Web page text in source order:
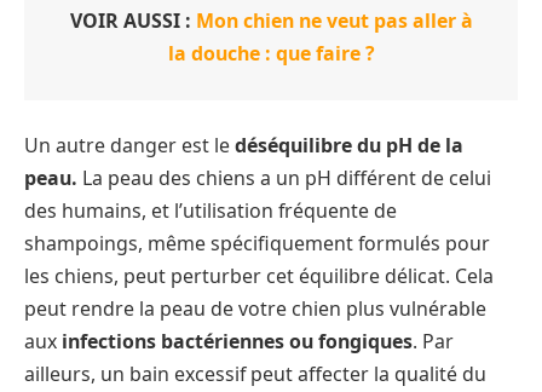
VOIR AUSSI : Mon chien ne veut pas aller à
la douche : que faire ?
Un autre danger est ledéséquilibre du pH de la
peau. La peau des chiens a un pH différent de celui
des humains, et l’utilisation fréquente de
shampoings, même spécifiquement formulés pour
les chiens, peut perturber cet équilibre délicat. Cela
peut rendre la peau de votre chien plus vulnérable
aux infections bactériennes ou fongiques. Par
ailleurs, un bain excessif peut affecter la qualité du